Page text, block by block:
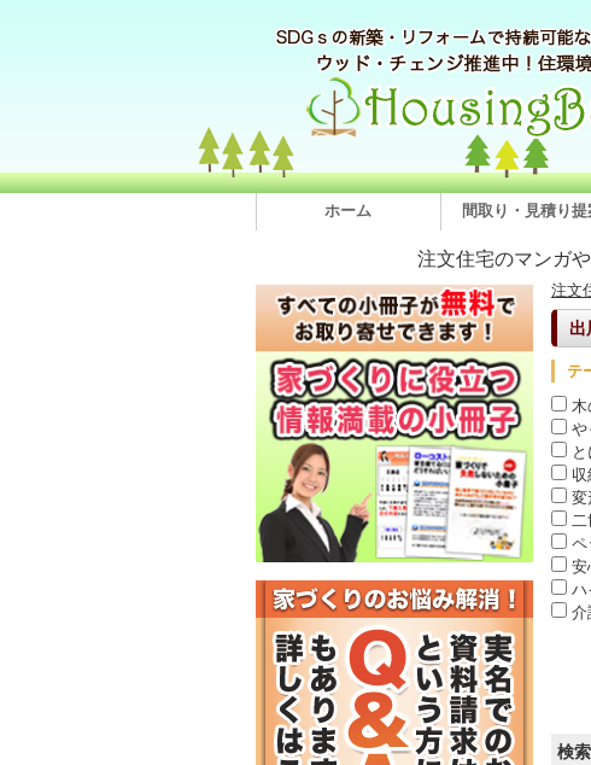
ホーム 間取り・見積り提
注文住宅のマンガ
注文
出
テ
木
や
変
二
ペ
安
ハ
介
検